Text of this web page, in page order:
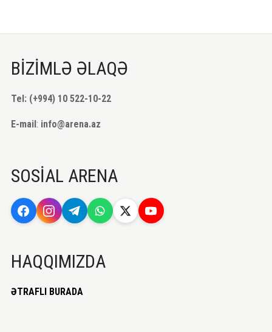
BİZİMLƏ ƏLAQƏ
Tel: (+994) 10 522-10-22
E-mail: info@arena.az
SOSİAL ARENA
HAQQIMIZDA
ƏTRAFLI BURADA